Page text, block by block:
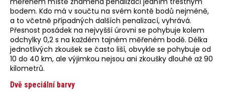
bodem. Kdo má v součtu na svém kontě bodů nejméně,
a to včetně případných dalších penalizací, vyhrává.
Přesnost posádek na nejvyšší úrovni se pohybuje kolem
odchylky 0,2 s na každém tajném měřeném bodě. Délka
jednotlivých zkoušek se často liší, obvykle se pohybuje od
10 do 40 km, ale výjimkou nejsou ani zkoušky dlouhé až 90
kilometrů.
Dvě speciální barvy